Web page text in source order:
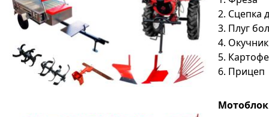
2. Сцепка
3. Плуг
4. Окучник
5.
6. Прицеп
Мотоблок